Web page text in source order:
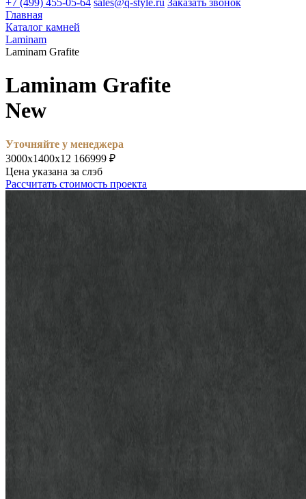
+7 (499) 455-05-64 sales@q-style.ru Заказать звонок
Главная
Каталог камней
Laminam
Laminam Grafite
Laminam Grafite
New
Уточняйте у менеджера
3000х1400х12 166999 ₽
Цена указана за слэб
Рассчитать стоимость проекта